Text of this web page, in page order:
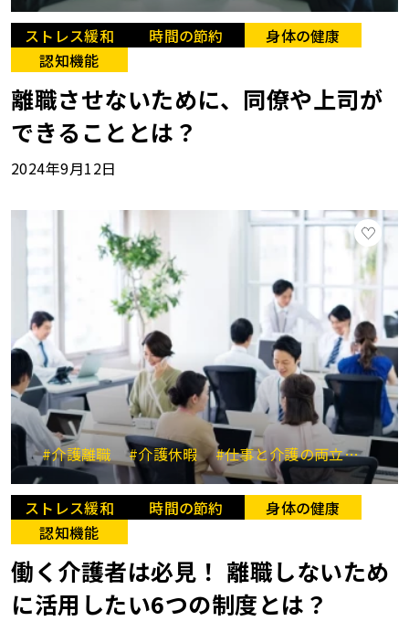
ストレス緩和 時間の節約
身体の健康
認知機能
離職させないために、同僚や上司が
できることとは？
2024年9月12日
#介護離職 #介護休暇 #仕事と介護の両立 #自己
ストレス緩和 時間の節約
身体の健康
認知機能
働く介護者は必見！ 離職しないため
に活用したい6つの制度とは？